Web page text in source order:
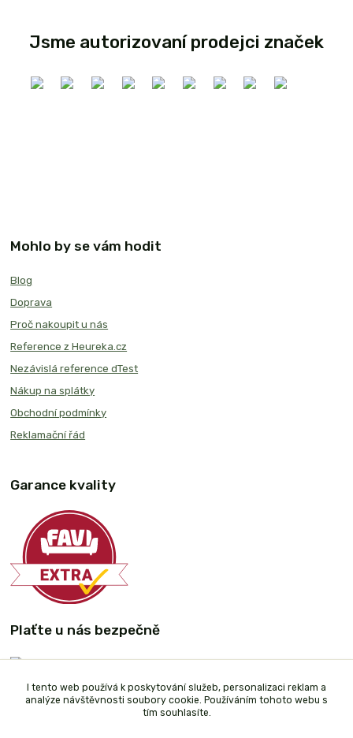
Jsme autorizovaní prodejci značek
Mohlo by se vám hodit
Blog
Doprava
Proč nakoupit u nás
Reference z Heureka.cz
Nezávislá reference dTest
Nákup na splátky
Obchodní podmínky
Reklamační řád
Garance kvality
Plaťte u nás bezpečně
I tento web používá k poskytování služeb, personalizaci reklam a
analýze návštěvnosti soubory cookie. Používáním tohoto webu s
tím souhlasíte.